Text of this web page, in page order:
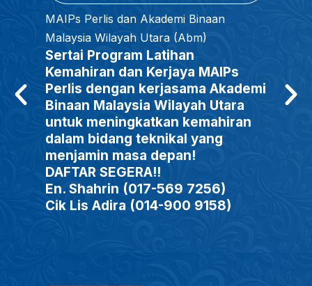
MAIPs Perlis dan Akademi Binaan
Malaysia Wilayah Utara (Abm)
Sertai Program Latihan
Kemahiran dan Kerjaya MAIPs
Perlis dengan kerjasama Akademi
Binaan Malaysia Wilayah Utara
untuk meningkatkan kemahiran
dalam bidang teknikal yang
menjamin masa depan!
DAFTAR SEGERA!!
En. Shahrin (017-569 7256)
Cik Lis Adira (014-900 9158)